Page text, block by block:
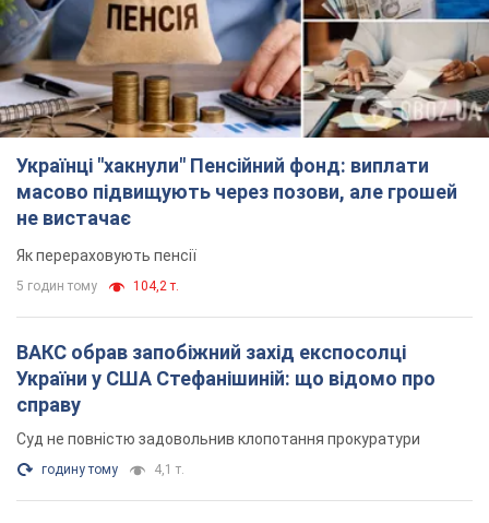
Українці "хакнули" Пенсійний фонд: виплати
масово підвищують через позови, але грошей
не вистачає
Як перераховують пенсії
5 годин тому 104,2 т.
ВАКС обрав запобіжний захід експосолці
України у США Стефанішиній: що відомо про
справу
Суд не повністю задовольнив клопотання прокуратури
годину тому 4,1 т.